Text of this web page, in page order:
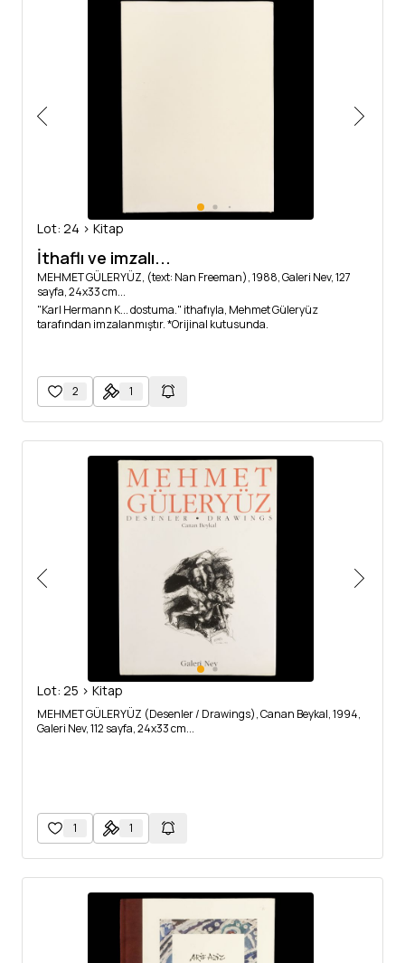
Lot: 24 > Kitap
İthaflı ve imzalı...
MEHMET GÜLERYÜZ, (text: Nan Freeman), 1988, Galeri Nev, 127
sayfa, 24x33 cm...
"Karl Hermann K... dostuma." ithafıyla, Mehmet Güleryüz
tarafından imzalanmıştır. *Orijinal kutusunda.
2 1
Lot: 25 > Kitap
MEHMET GÜLERYÜZ (Desenler / Drawings), Canan Beykal, 1994,
Galeri Nev, 112 sayfa, 24x33 cm...
1 1